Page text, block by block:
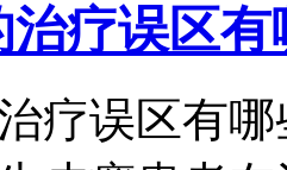
治疗误区有
疗误区有